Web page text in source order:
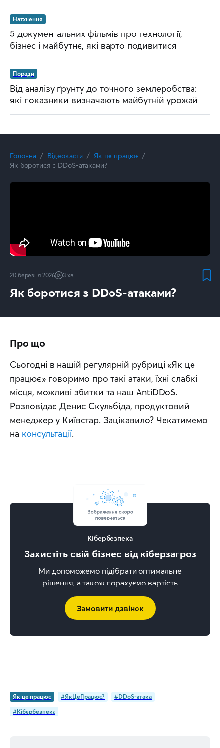
Натхнення
5 документальних фільмів про технології,
бізнес і майбутнє, які варто подивитися
Поради
Від аналізу ґрунту до точного землеробства:
які показники визначають майбутній урожай
Головна Відеокасти
Як це працює
Як боротися з DDoS-атаками?
20 березня 2026 3 хв.
Як боротися з DDoS-атаками?
Про що
Сьогодні в нашій регулярній рубриці «Як це
працює» говоримо про такі атаки, їхні слабкі
місця, можливі збитки та наш AntiDDoS.
Розповідає Денис Скульбіда, продуктовий
менеджер у Київстар. Зацікавило? Чекатимемо
на консультації.
Кібербезпека
Захистіть свій бізнес від кіберзагроз
Ми допоможемо підібрати оптимальне
рішення, а також порахуємо вартість
Замовити дзвінок
Як це працює #ЯкЦеПрацює?
#DDoS-атака
#Кібербезпека